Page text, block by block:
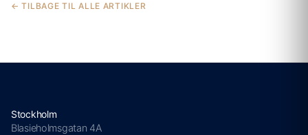
← TILBAGE TIL ALLE ARTIKLER
Stockholm
Blasieholmsgatan 4A